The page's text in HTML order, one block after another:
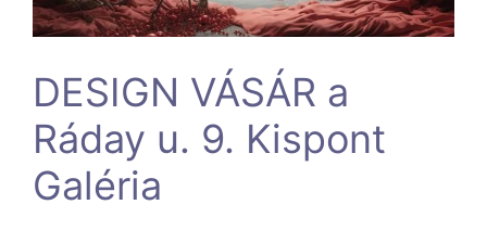
DESIGN VÁSÁR a
Ráday u. 9. Kispont
Galéria